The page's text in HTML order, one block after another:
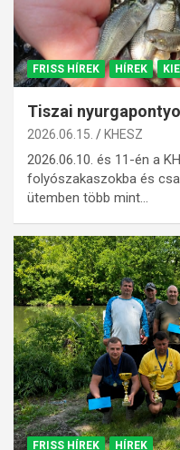
FRISS HÍREK HÍREK
Tiszai
2026.06.15. KHESZ
2026.06.10. és 11-én a
folyószakaszokba és
ütemben több mint…
FRISS HÍREK HÍREK